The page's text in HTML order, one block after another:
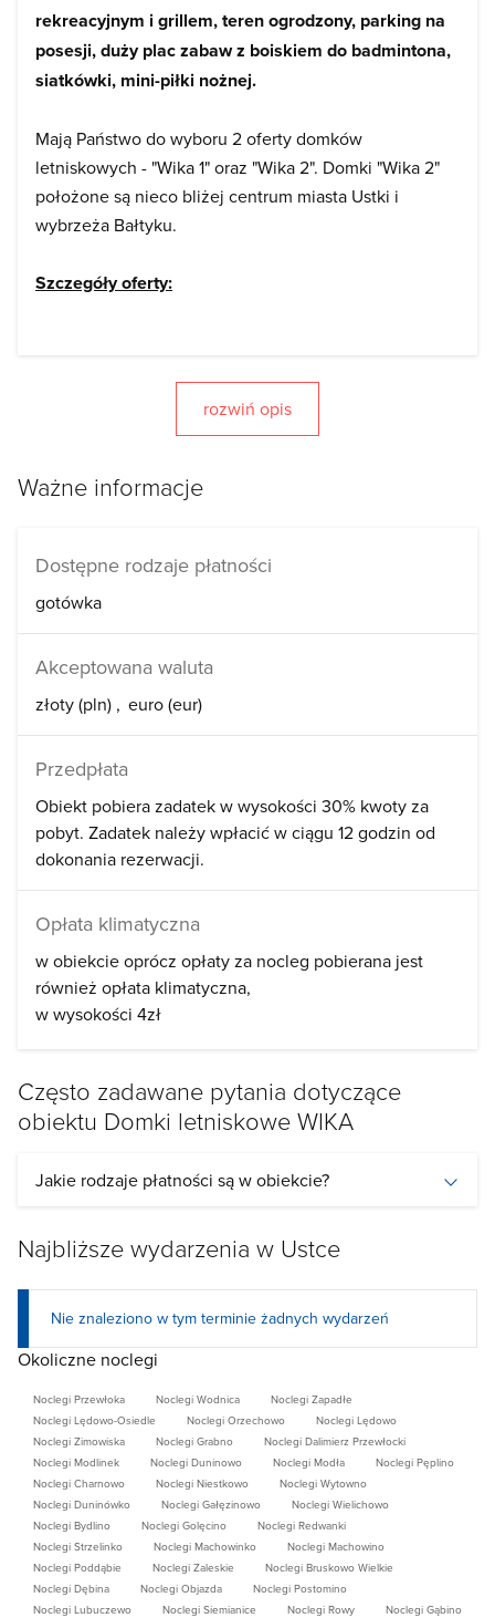
rekreacyjnym i grillem, teren ogrodzony, parking na
posesji, duży plac zabaw z boiskiem do badmintona,
siatkówki, mini-piłki nożnej.
Mają Państwo do wyboru 2 oferty domków
letniskowych - "Wika 1" oraz "Wika 2". Domki "Wika 2"
położone są nieco bliżej centrum miasta Ustki i
wybrzeża Bałtyku.
Szczegóły oferty:
Oferujemy:
rodzin i par,
* przed każdym z domków - niewielki, oddzielny plac z
grillem i ławkami do wyłącznej dyspozycji gości
zamieszkujących dany domek,
piaskownica, zjeżdżalnia, huśtawka, trampolina, bujana
* teren ogrodzony,
* możliwość zaparkowania samochodu,
* dostęp do bezprzewodowego internetu,
* możliwość zlecenia prania.
WIKA 2
900 m od morza
ul. F. Konarskiego 2
76-270 Ustka
* 6 domków 4 - 5 osobowych, idealnie nadających się
dla rodzin i par,
grillem i ławkami do wyłącznej dyspozycji gości
* na terenie obiektu - plac zabaw dla dzieci, boisko do
gry w siatkówkę, badmintona i mini-piłkę nożną,
trampolina , zjeżdżalnia, stół do ping-ponga, bujana
ławka ogrodowa.
* teren ogrodzony,
* dostęp do bezprzewodowego internetu,
* możliwość skorzystania z bezpłatnych rowerów
dojazdowych do sklepu,
* możliwość skorzystania z pralki
WYPOSAŻENIE DOMKÓW:
Jedna rozkładana kanapa 2 - osobowa, 3 -osobowe
rozwiń opis
Ważne informacje
Dostępne rodzaje płatności
gotówka
Akceptowana waluta
złoty (pln) euro (eur)
Przedpłata
Obiekt pobiera zadatek w wysokości 30% kwoty za
pobyt. Zadatek należy wpłacić w ciągu 12 godzin od
dokonania rezerwacji.
Opłata klimatyczna
w obiekcie oprócz opłaty za nocleg pobierana jest
również opłata klimatyczna
w wysokości 4zł
Często zadawane pytania dotyczące
obiektu Domki letniskowe WIKA
Jakie rodzaje płatności są w obiekcie?
Najbliższe wydarzenia w Ustce
Nie znaleziono w tym terminie żadnych wydarzeń
Okoliczne noclegi
Noclegi Przewłoka Noclegi Wodnica
Noclegi Zapadłe
Noclegi Lędowo-Osiedle
Noclegi Orzechowo
Noclegi Lędowo
Noclegi Zimowiska
Noclegi Grabno
Noclegi Dalimierz Przewłocki
Noclegi Modlinek
Noclegi Duninowo Noclegi Modła
Noclegi Pęplino
Noclegi Charnowo
Noclegi Niestkowo
Noclegi Wytowno
Noclegi Duninówko
Noclegi Gałęzinowo
Noclegi Wielichowo
Noclegi Bydlino
Noclegi Golęcino
Noclegi Redwanki
Noclegi Strzelinko
Noclegi Machowinko
Noclegi Machowino
Noclegi Poddąbie
Noclegi Zaleskie
Noclegi Bruskowo Wielkie
Noclegi Dębina
Noclegi Objazda
Noclegi Postomino
Noclegi Lubuczewo
Noclegi Siemianice Noclegi Rowy
Noclegi Gąbino